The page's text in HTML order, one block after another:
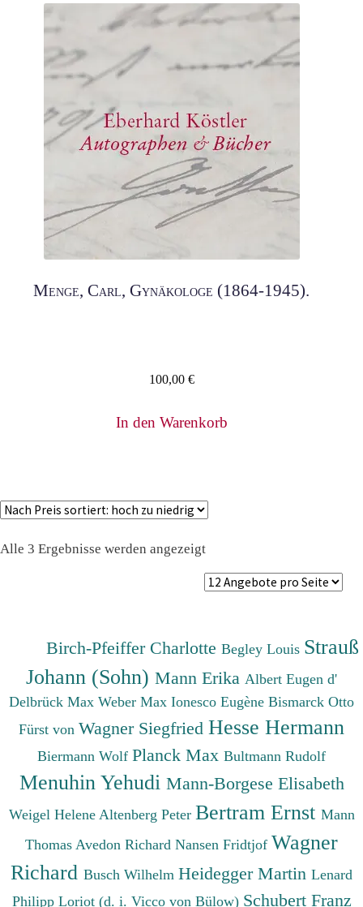
Menge, Carl, Gynäkologe (1864-1945).
100,00 €
In den Warenkorb
Alle 3 Ergebnisse werden angezeigtNach
sortiert:
Birch-Pfeiffer CharlotteBegley Louis Strauß
Johann (Sohn) Mann Erika Albert Eugen d'
Delbrück Max Weber Max Ionesco Eugène Bismarck Otto
Fürst von Wagner Siegfried Hesse Hermann
Biermann Wolf Planck Max Bultmann Rudolf
Menuhin Yehudi Mann-Borgese Elisabeth
Weigel Helene Altenberg Peter Bertram Ernst Mann
Thomas Avedon Richard Nansen Fridtjof Wagner
Richard Busch Wilhelm Heidegger Martin Lenard
Philipp Loriot (d. i. Vicco von Bülow) Schubert Franz